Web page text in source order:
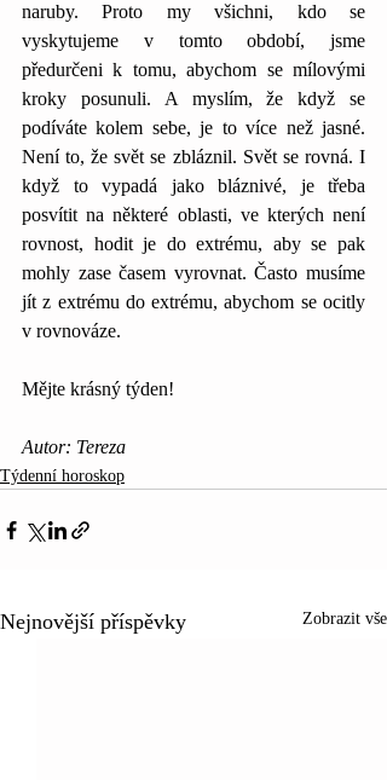
naruby. Proto my všichni, kdo se
vyskytujeme v tomto období, jsme
předurčeni k tomu, abychom se mílovými
kroky posunuli. A myslím, že když se
podíváte kolem sebe, je to více než jasné.
Není to, že svět se zbláznil. Svět se rovná. I
když to vypadá jako bláznivé, je třeba
posvítit na některé oblasti, ve kterých není
rovnost, hodit je do extrému, aby se pak
mohly zase časem vyrovnat. Často musíme
jít z extrému do extrému, abychom se ocitly
v rovnováze.
Mějte krásný týden!
Autor: Tereza
Týdenní horoskop
Nejnovější příspěvky Zobrazit vše